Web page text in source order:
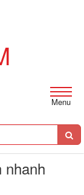
Menu
nhanh